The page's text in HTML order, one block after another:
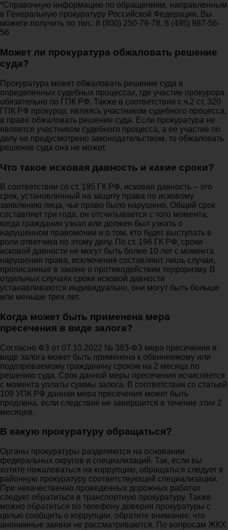
*Справочную информацию по обращениям, направленным
в Генеральную прокуратуру Российской Федерации, Вы
можете получить по тел.: 8 (800) 250-79-78, 8 (495) 987-56-
56
Может ли прокуратура обжаловать решение
суда?
Прокуратура может обжаловать решение суда в
определенных судебных процессах, где участие прокурора
обязательно по ГПК РФ. Также в соответствии с ч.2 ст. 320
ГПК РФ прокурор, являясь участником судебного процесса,
в праве обжаловать решение суда. Если прокуратура не
является участником судебного процесса, а ее участие по
делу не предусмотрено законодательством, то обжаловать
решение суда она не может.
Что такое исковая давность и какие сроки?
В соответствии со ст. 195 ГК РФ, исковая давность – это
срок, установленный на защиту права по исковому
заявлению лица, чье право было нарушено. Общий срок
составляет три года, он отсчитывается с того момента,
когда гражданин узнал или должен был узнать о
нарушенном правомочии и о том, кто будет выступать в
роли ответчика по этому делу. По ст. 196 ГК РФ, сроки
исковой давности не могут быть более 10 лет с момента
нарушения права, исключения составляют лишь случаи,
прописанные в законе о противодействии терроризму. В
отдельных случаях сроки исковой давности
устанавливаются индивидуально, они могут быть больше
или меньше трех лет.
Когда может быть применена мера
пресечения в виде залога?
Согласно ФЗ от 07.10.2022 № 383-ФЗ мера пресечения в
виде залога может быть применена к обвиняемому или
подозреваемому гражданину сроком на 2 месяца по
решению суда. Срок данной меры пресечения исчисляется
с момента уплаты суммы залога. В соответствии со статьей
109 УПК РФ данная мера пресечения может быть
продлена, если следствие не завершится в течение этих 2
месяцев.
В какую прокуратуру обращаться?
Органы прокуратуры разделяются на основании
федеральных округов и специализаций. Так, если вы
хотите пожаловаться на коррупцию, обращаться следует в
районную прокуратуру соответствующей специализации.
При некачественно проведенных дорожных работах
следует обратиться в транспортную прокуратуру. Также
можно обратиться по телефону доверия прокуратуры с
целью сообщить о коррупции, обратите внимание, что
анонимные заявки не рассматриваются. По вопросам ЖКХ